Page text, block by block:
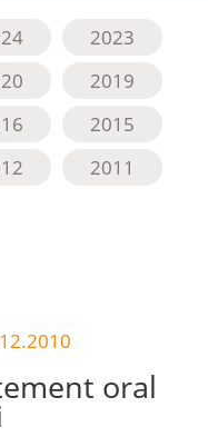
2023
2019
2015
2011
oral